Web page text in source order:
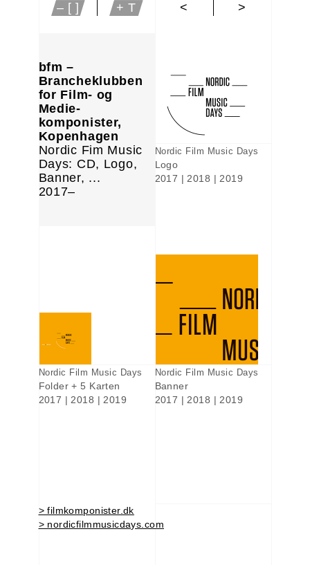
– [ ]
+ T
<
>
bfm –
Brancheklubben
for Film- og
Medie-
komponister,
Kopenhagen
Nordic Fim Music
Days: CD, Logo,
Banner, ...
2017–
Nordic Film Music Days
Logo
2017 | 2018 | 2019
Nordic Film Music Days
Folder + 5 Karten
2017 | 2018 | 2019
Nordic Film Music Days
Banner
2017 | 2018 | 2019
> filmkomponister.dk
> nordicfilmmusicdays.com